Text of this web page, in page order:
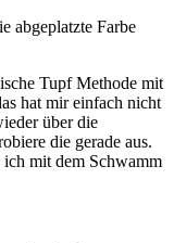
abgeplatzte Farbe
Tupf Methode mit
hat mir einfach nicht
über die
die gerade aus.
ich mit dem Schwamm